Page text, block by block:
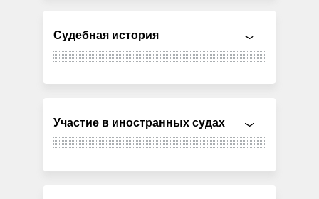
Судебная история
Участие в иностранных судах